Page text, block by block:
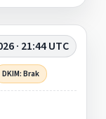
· 21:44 UTC
DKIM: Brak